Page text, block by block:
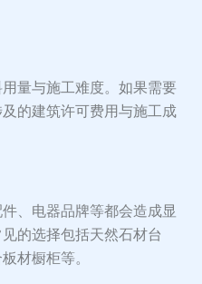
量与施工难度。如果需要
的建筑许可费用与施工成
、电器品牌等都会造成显
的选择包括天然石材台
材橱柜等。